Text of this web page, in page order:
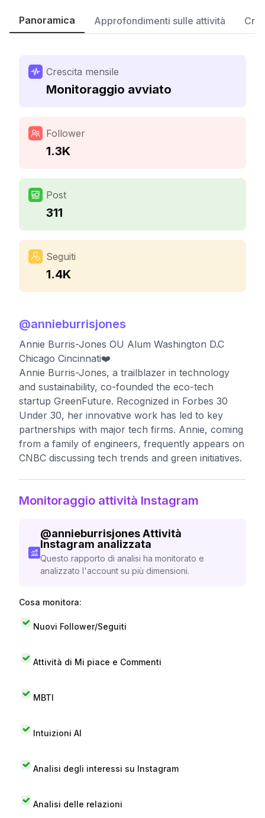
Panoramica Approfondimenti sulle attività
Crescita mensile
Monitoraggio avviato
Follower
1.3K
Post
311
Seguiti
1.4K
@annieburrisjones
Annie Burris-Jones OU Alum Washington D.C
Chicago Cincinnati❤️
Annie Burris-Jones, a trailblazer in technology
and sustainability, co-founded the eco-tech
startup GreenFuture. Recognized in Forbes 30
Under 30, her innovative work has led to key
partnerships with major tech firms. Annie, coming
from a family of engineers, frequently appears on
CNBC discussing tech trends and green initiatives.
Monitoraggio attività Instagram
@annieburrisjonesAttività
Instagram analizzata
Questo rapporto di analisi ha monitorato e
analizzato l'account su più dimensioni.
Cosa monitora:
Nuovi Follower/Seguiti
Attività di Mi piace e Commenti
MBTI
Intuizioni AI
Analisi degli interessi su Instagram
Analisi delle relazioni